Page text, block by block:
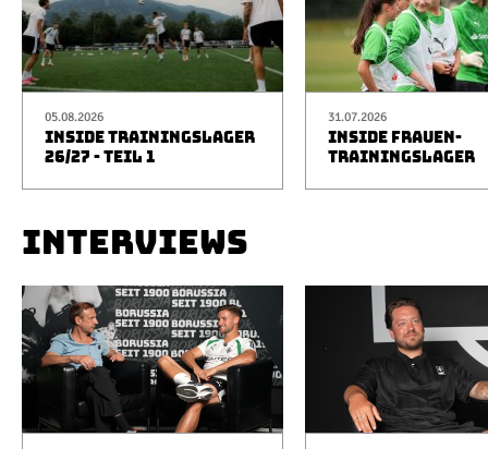
05.08.2026
INSIDE TRAININGSLAGER
26/27 - TEIL 1
31.07.2026
INSIDE FRAUEN-
TRAININGSLAGER
INTERVIEWS